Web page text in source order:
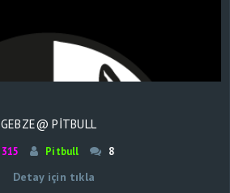
GEBZE@ PİTBULL
315 Pitbull 8
Detay için tıkla